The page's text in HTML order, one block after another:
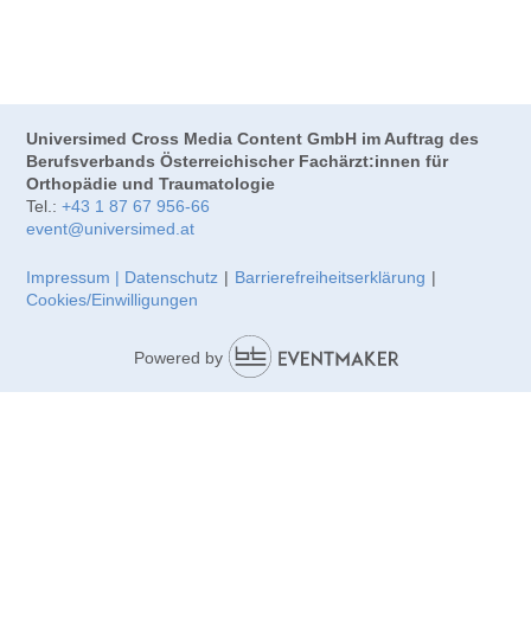
Universimed Cross Media Content GmbH im Auftrag des
Berufsverbands Österreichischer Fachärzt:innen für
Orthopädie und Traumatologie
Tel.: +43 1 87 67 956-66
event@universimed.at
Impressum | Datenschutz | Barrierefreiheitserklärung |
Cookies/Einwilligungen
Powered by